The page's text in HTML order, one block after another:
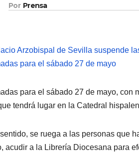
Por Prensa
para el sábado 27 de mayo,
tendrá lugar en la Catedral
se ruega a las personas que
acudir a la Librería Diocesana para